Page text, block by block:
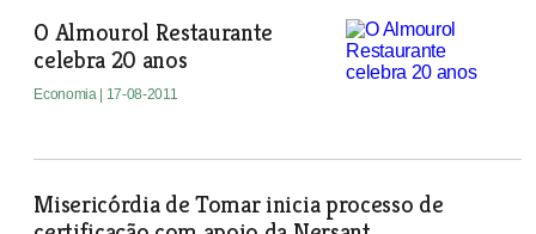
O Almourol Restaurante
celebra 20 anos
Economia | 17-08-2011
Misericórdia de Tomar inicia processo de